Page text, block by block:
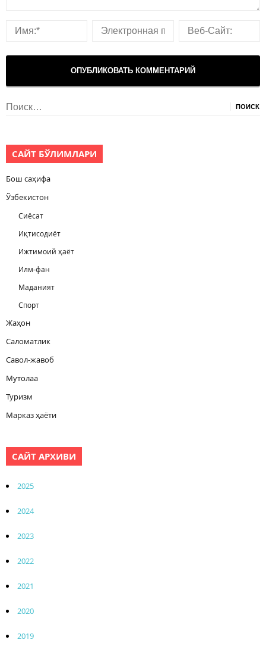
Найти:
САЙТ БЎЛИМЛАРИ
Бош саҳифа
Ўзбекистон
Сиёсат
Иқтисодиёт
Ижтимоий ҳаёт
Илм-фан
Маданият
Спорт
Жаҳон
Саломатлик
Савол-жавоб
Мутолаа
Туризм
Марказ ҳаёти
САЙТ АРХИВИ
2025
2024
2023
2022
2021
2020
2019